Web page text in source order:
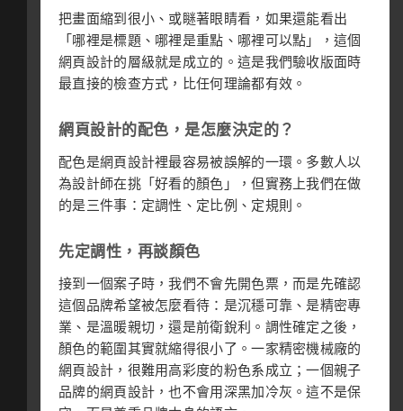
把畫面縮到很小、或瞇著眼睛看，如果還能看出
「哪裡是標題、哪裡是重點、哪裡可以點」，這個
網頁設計的層級就是成立的。這是我們驗收版面時
最直接的檢查方式，比任何理論都有效。
網頁設計的配色，是怎麼決定的？
配色是網頁設計裡最容易被誤解的一環。多數人以
為設計師在挑「好看的顏色」，但實務上我們在做
的是三件事：定調性、定比例、定規則。
先定調性，再談顏色
接到一個案子時，我們不會先開色票，而是先確認
這個品牌希望被怎麼看待：是沉穩可靠、是精密專
業、是溫暖親切，還是前衛銳利。調性確定之後，
顏色的範圍其實就縮得很小了。一家精密機械廠的
網頁設計，很難用高彩度的粉色系成立；一個親子
品牌的網頁設計，也不會用深黑加冷灰。這不是保